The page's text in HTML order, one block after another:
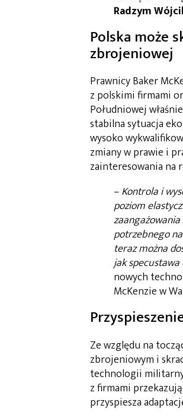
Radzym
Polska może
zbrojeniowej
Prawnicy Baker
z polskimi firmami
Południowej
stabilna sytuacja
wysoko
zmiany w prawie i
zainteresowania na
–Kontrola i
poziom
potrzebnego
teraz można
jak
nowych
McKenzie w
Ze względu na
zbrojeniowym i
technologii
z firmami
przyspiesza